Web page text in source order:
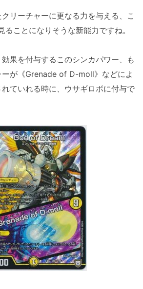
リーチャーに更なる力を与える、こ
ることになりそうな新能力ですね。
効果を付与するこのシンカパワー、も
ーが《Grenade of D-moll》などによ
ていれる時に、ウサギロボに付与で